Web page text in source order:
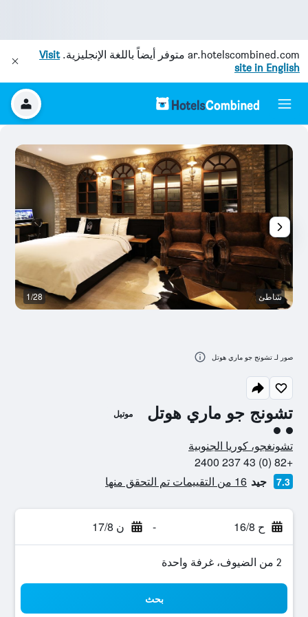
ar.hotelscombined.com متوفر أيضاً باللغة الإنجليزية.Visit
site in English
تشونج جو ماري هوتل موتيل
تقييم فئة 2
تشونغجو، كوريا الجنوبية
+82 (0) 43 237 2400
7.3 جيد 16 من التقييمات تم التحقق منها
ح 16/8 - ن 17/8
2 من الضيوف، غرفة واحدة
بحث
شاطئ 1/28
صور لـ تشونج جو ماري هوتل